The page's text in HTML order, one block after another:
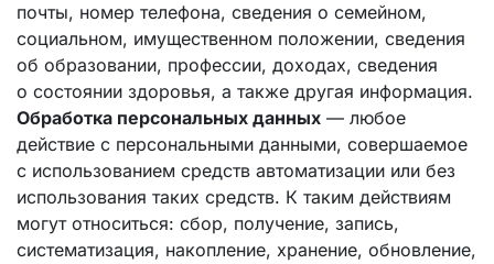
почты, номер телефона, сведения о семейном,
социальном, имущественном положении, сведения
об образовании, профессии, доходах, сведения
о состоянии здоровья, а также другая информация.
Обработка персональных данных — любое
действие с персональными данными, совершаемое
с использованием средств автоматизации или без
использования таких средств. К таким действиям
могут относиться: сбор, получение, запись,
систематизация, накопление, хранение, обновление,